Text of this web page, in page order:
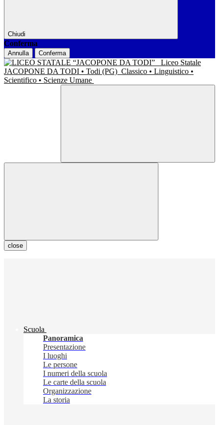
Chiudi
Conferma
Annulla Conferma
Liceo Statale
JACOPONE DA TODI • Todi (PG) Classico • Linguistico •
Scientifico • Scienze Umane
close
Scuola
Panoramica
Presentazione
I luoghi
Le persone
I numeri della scuola
Le carte della scuola
Organizzazione
La storia